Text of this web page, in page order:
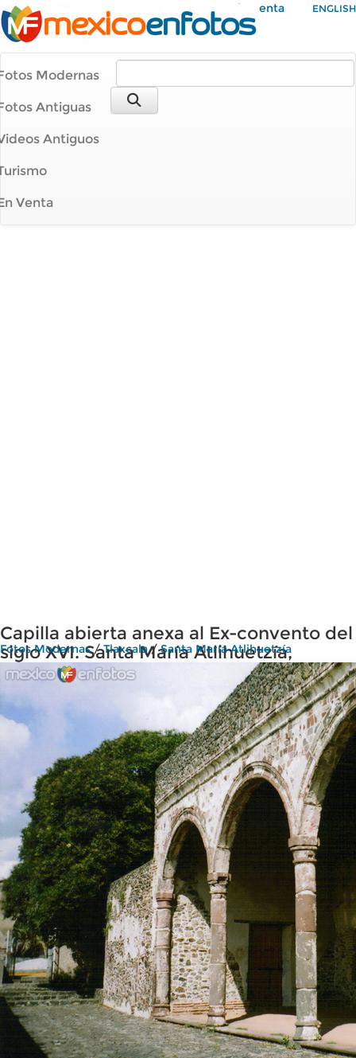
Mi Cuenta ENGLISH
Modernas
Antiguas
Antiguos
Venta
Capilla abierta anexa al Ex-convento del
siglo XVI. Santa María Atlihuetzía,
Tlaxcala
Fotos Modernas/Tlaxcala/Santa María Atlihuetzía